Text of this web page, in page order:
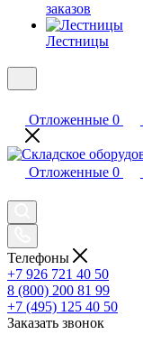
заказов
Лестницы
Отложенные 0
Отложенные 0
Телефоны
+7 926 721 40 50
8 (800) 200 81 99
+7 (495) 125 40 50
Заказать звонок